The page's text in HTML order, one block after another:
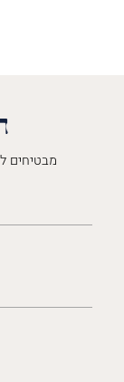
מבטיחים